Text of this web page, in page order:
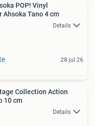
POP! Vinyl
Ahsoka Tano 4 cm
Details
28 jul 26
Collection Action
10 cm
Details